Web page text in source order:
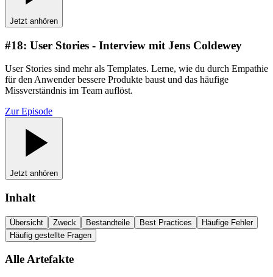
Jetzt anhören
#18: User Stories - Interview mit Jens Coldewey
User Stories sind mehr als Templates. Lerne, wie du durch Empathie
für den Anwender bessere Produkte baust und das häufige
Missverständnis im Team auflöst.
Zur Episode
Jetzt anhören
Inhalt
Übersicht Zweck Bestandteile Best Practices
Häufige Fehler
Häufig gestellte Fragen
Alle Artefakte